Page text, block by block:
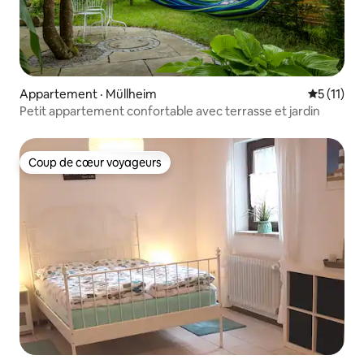
Appartement · Müllheim Note
5 (11)
Petit appartement confortable avec terrasse et jardin
Coup de cœur voyageurs
Coup de cœur voyageurs